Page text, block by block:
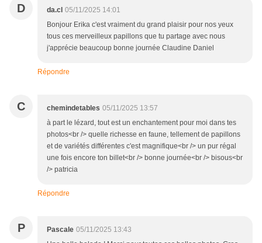
D da.cl 05/11/2025 14:01
Bonjour Erika c'est vraiment du grand plaisir pour nos yeux
tous ces merveilleux papillons que tu partage avec nous
j'apprécie beaucoup bonne journée Claudine Daniel
Répondre
C chemindetables 05/11/2025 13:57
à part le lézard, tout est un enchantement pour moi dans tes
photos<br /> quelle richesse en faune, tellement de papillons
et de variétés différentes c'est magnifique<br /> un pur régal
une fois encore ton billet<br /> bonne journée<br /> bisous<br
/> patricia
Répondre
P Pascale 05/11/2025 13:43